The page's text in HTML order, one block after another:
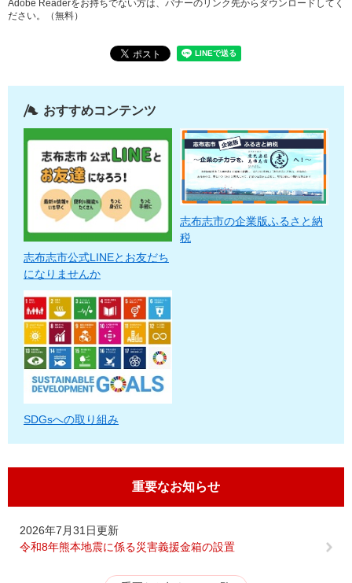
Adobe Readerをお持ちでない方は、バナーのリンク先からダウンロードしてく
ださい。（無料）
おすすめコンテンツ
志布志市公式LINEとお友だち
になりませんか
志布志市の企業版ふるさと納
税
SDGsへの取り組み
重要なお知らせ
2026年7月31日更新
令和8年熊本地震に係る災害義援金箱の設置